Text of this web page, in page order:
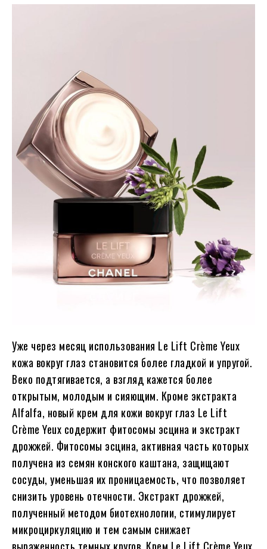
Уже через месяц использования Le Lift Crème Yeux
кожа вокруг глаз становится более гладкой и упругой.
Веко подтягивается, а взгляд кажется более
открытым, молодым и сияющим. Кроме экстракта
Alfalfa, новый крем для кожи вокруг глаз Le Lift
Crème Yeux содержит фитосомы эсцина и экстракт
дрожжей. Фитосомы эсцина, активная часть которых
получена из семян конского каштана, защищают
сосуды, уменьшая их проницаемость, что позволяет
снизить уровень отечности. Экстракт дрожжей,
полученный методом биотехнологии, стимулирует
микроциркуляцию и тем самым снижает
выраженность темных кругов. Крем Le Lift Crème Yeux